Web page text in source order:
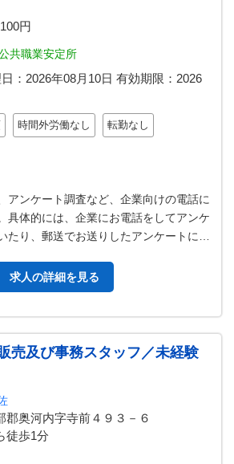
円
共職業安定所
： 2026年08月10日 有効期限： 2026
時間外労働なし 転勤なし
アンケート調査など、企業向けの電話に
具体的には、企業にお電話をしてアンケ
たり、郵送でお送りしたアンケートにつ
求人の詳細を見る
及び事務スタッフ／未経験
郡奥河内字寺前４９３－６
徒歩1分